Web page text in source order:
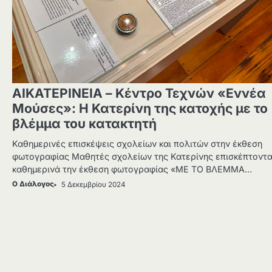
ΑΙΚΑΤΕΡΙΝΕΙΑ – Κέντρο Τεχνών «Εννέα
Μούσες»: Η Κατερίνη της κατοχής με το
βλέμμα του κατακτητή
Καθημερινές επισκέψεις σχολείων και πολιτών στην έκθεση
φωτογραφίας Μαθητές σχολείων της Κατερίνης
καθημερινά την έκθεση φωτογραφίας «ΜΕ ΤΟ ΒΛΕΜΜΑ…
Ο Διάλογος 5 Δεκεμβρίου 2024